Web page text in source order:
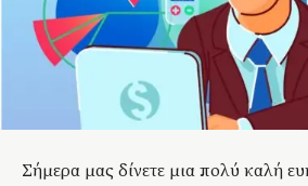
Σήμερα μας δίνετε μια πολύ καλή